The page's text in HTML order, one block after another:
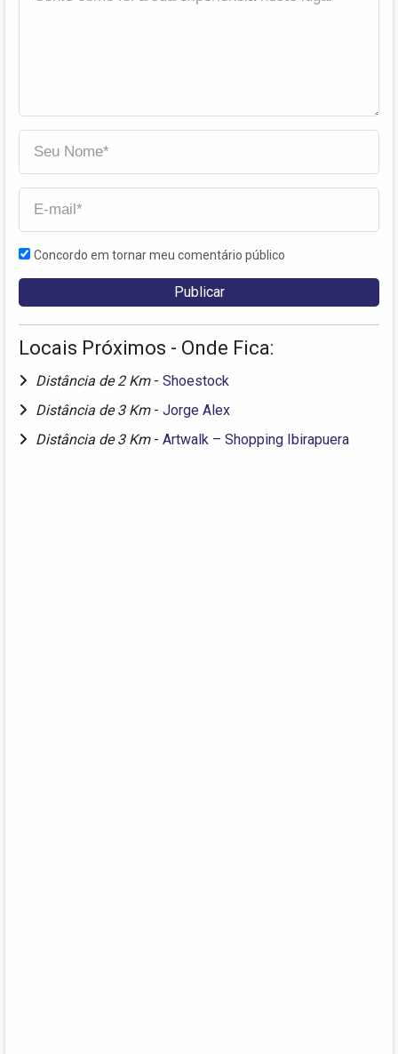
Concordo em tornar meu comentário público
Locais Próximos - Onde Fica:
Distância de 2 Km - Shoestock
Distância de 3 Km - Jorge Alex
Distância de 3 Km - Artwalk – Shopping Ibirapuera